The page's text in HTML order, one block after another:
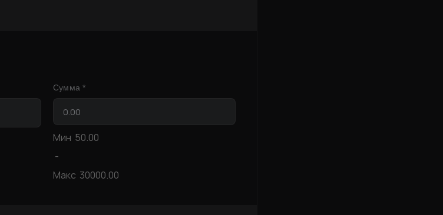
Сумма *
Мин 50.00
-
Макс 30000.00